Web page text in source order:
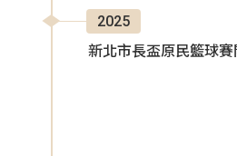
2025
新北市長盃原民籃球